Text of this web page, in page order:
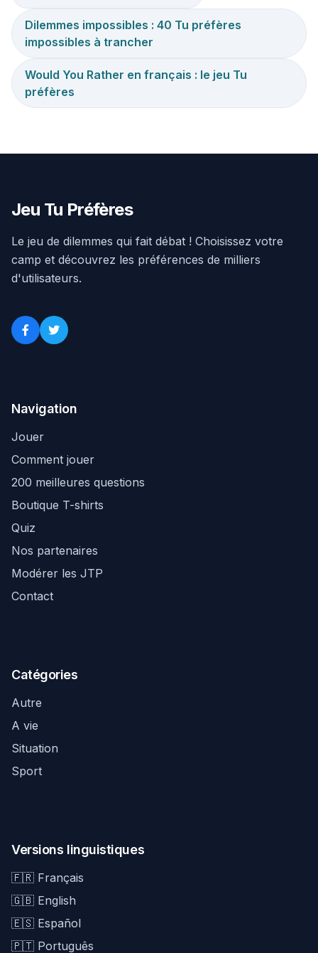
Dilemmes impossibles : 40 Tu préfères
impossibles à trancher
Would You Rather en français : le jeu Tu
préfères
Jeu Tu Préfères
Le jeu de dilemmes qui fait débat ! Choisissez votre
camp et découvrez les préférences de milliers
d'utilisateurs.
Navigation
Jouer
Comment jouer
200 meilleures questions
Boutique T-shirts
Quiz
Nos partenaires
Modérer les JTP
Contact
Catégories
Autre
A vie
Situation
Sport
Versions linguistiques
🇫🇷 Français
🇬🇧 English
🇪🇸 Español
🇵🇹 Português